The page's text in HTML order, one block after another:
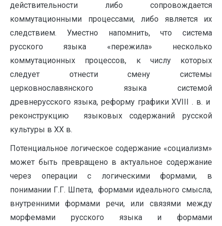
действительности либо сопровождается
коммутационными процессами, либо является их
следствием. Уместно напомнить, что система
русского языка «пережила» несколько
коммутационных процессов, к числу которых
следует отнести смену системы
церковнославянского языка системой
древнерусского языка, реформу графики ХVIII . в. и
реконструкцию языковых содержаний русской
культуры в ХХ в.
Потенциальное логическое содержание «социализм»
может быть превращено в актуальное содержание
через операции с логическими формами, в
понимании Г.Г. Шпета, формами идеального смысла,
внутренними формами речи, или связями между
морфемами русского языка и формами